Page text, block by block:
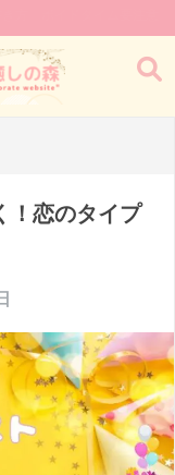
！恋のタイプ